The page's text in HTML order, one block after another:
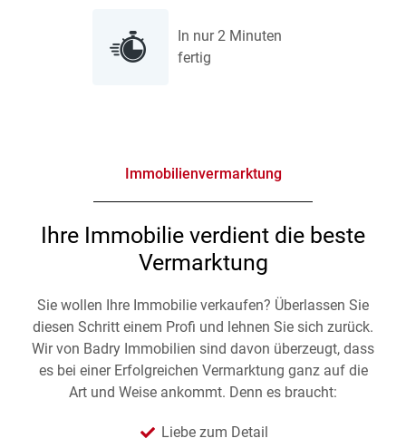
In nur 2 Minuten
fertig
Immobilienvermarktung
Ihre Immobilie verdient die beste
Vermarktung
Sie wollen Ihre Immobilie verkaufen? Überlassen Sie
diesen Schritt einem Profi und lehnen Sie sich zurück.
Wir von Badry Immobilien sind davon überzeugt, dass
es bei einer Erfolgreichen Vermarktung ganz auf die
Art und Weise ankommt. Denn es braucht:
Liebe zum Detail